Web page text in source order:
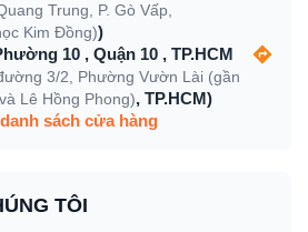
Trung, P. Gò Vấp,
Kim Đồng))
10 , Quận 10 , TP.HCM
3/2, Phường Vườn Lài (gần
Lê Hồng Phong), TP.HCM)
sách cửa hàng
TÔI